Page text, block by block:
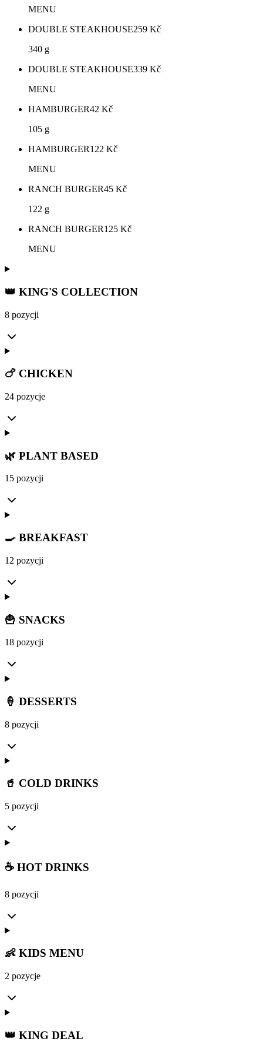
MENU
DOUBLE STEAKHOUSE259 Kč
340 g
DOUBLE STEAKHOUSE339 Kč
MENU
HAMBURGER42 Kč
105 g
HAMBURGER122 Kč
MENU
RANCH BURGER45 Kč
122 g
RANCH BURGER125 Kč
MENU
👑 KING'S COLLECTION
8 pozycji
🍗 CHICKEN
24 pozycje
🌿 PLANT BASED
15 pozycji
🍳 BREAKFAST
12 pozycji
🍟 SNACKS
18 pozycji
🍦 DESSERTS
8 pozycji
🥤 COLD DRINKS
5 pozycji
☕ HOT DRINKS
8 pozycji
👶 KIDS MENU
2 pozycje
👑 KING DEAL